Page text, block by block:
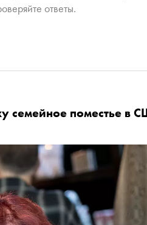
ответы.
семейное поместье в